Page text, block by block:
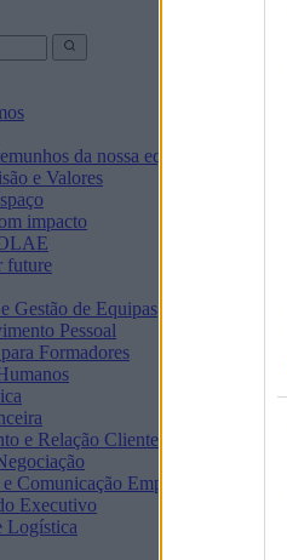
da nossa equipa
e Valores
impacto
future
Gestão de Equipas
Pessoal
Formadores
e Relação Cliente
Comunicação Empresarial
Executivo
Logística